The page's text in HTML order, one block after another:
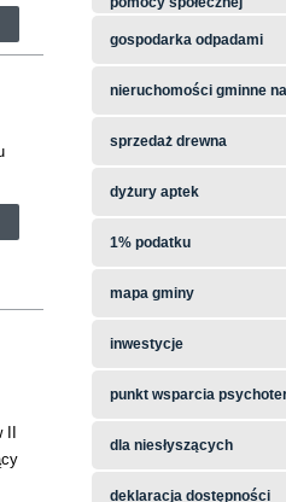
gospodarka odpadami
nieruchomości gminne
sprzedaż drewna
dyżury aptek
1% podatku
mapa gminy
inwestycje
punkt wsparcia
dla niesłyszących
deklaracja dostępności